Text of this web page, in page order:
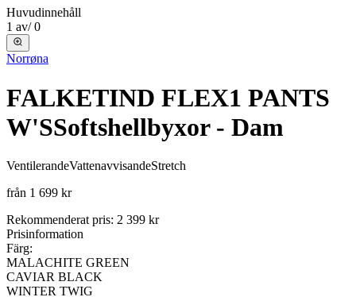
Huvudinnehåll
1 av/ 0
Norrøna
FALKETIND FLEX1 PANTS
W'SSoftshellbyxor - Dam
VentilerandeVattenavvisandeStretch
från 1 699 kr
Rekommenderat pris: 2 399 kr
Prisinformation
Färg:
MALACHITE GREEN
CAVIAR BLACK
WINTER TWIG